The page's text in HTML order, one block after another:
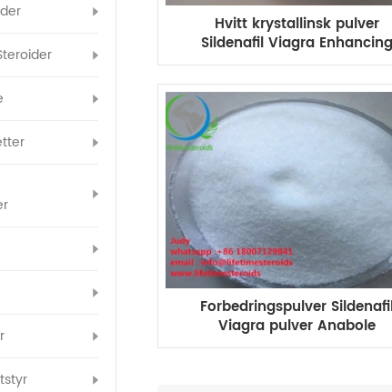
Hvitt krystallinsk pulver
Sildenafil Viagra Enhancing
Sex Drugs CAS 171599-83-
Forbedringspulver
Viagra pulver Anabole
steroidhormoner CAS